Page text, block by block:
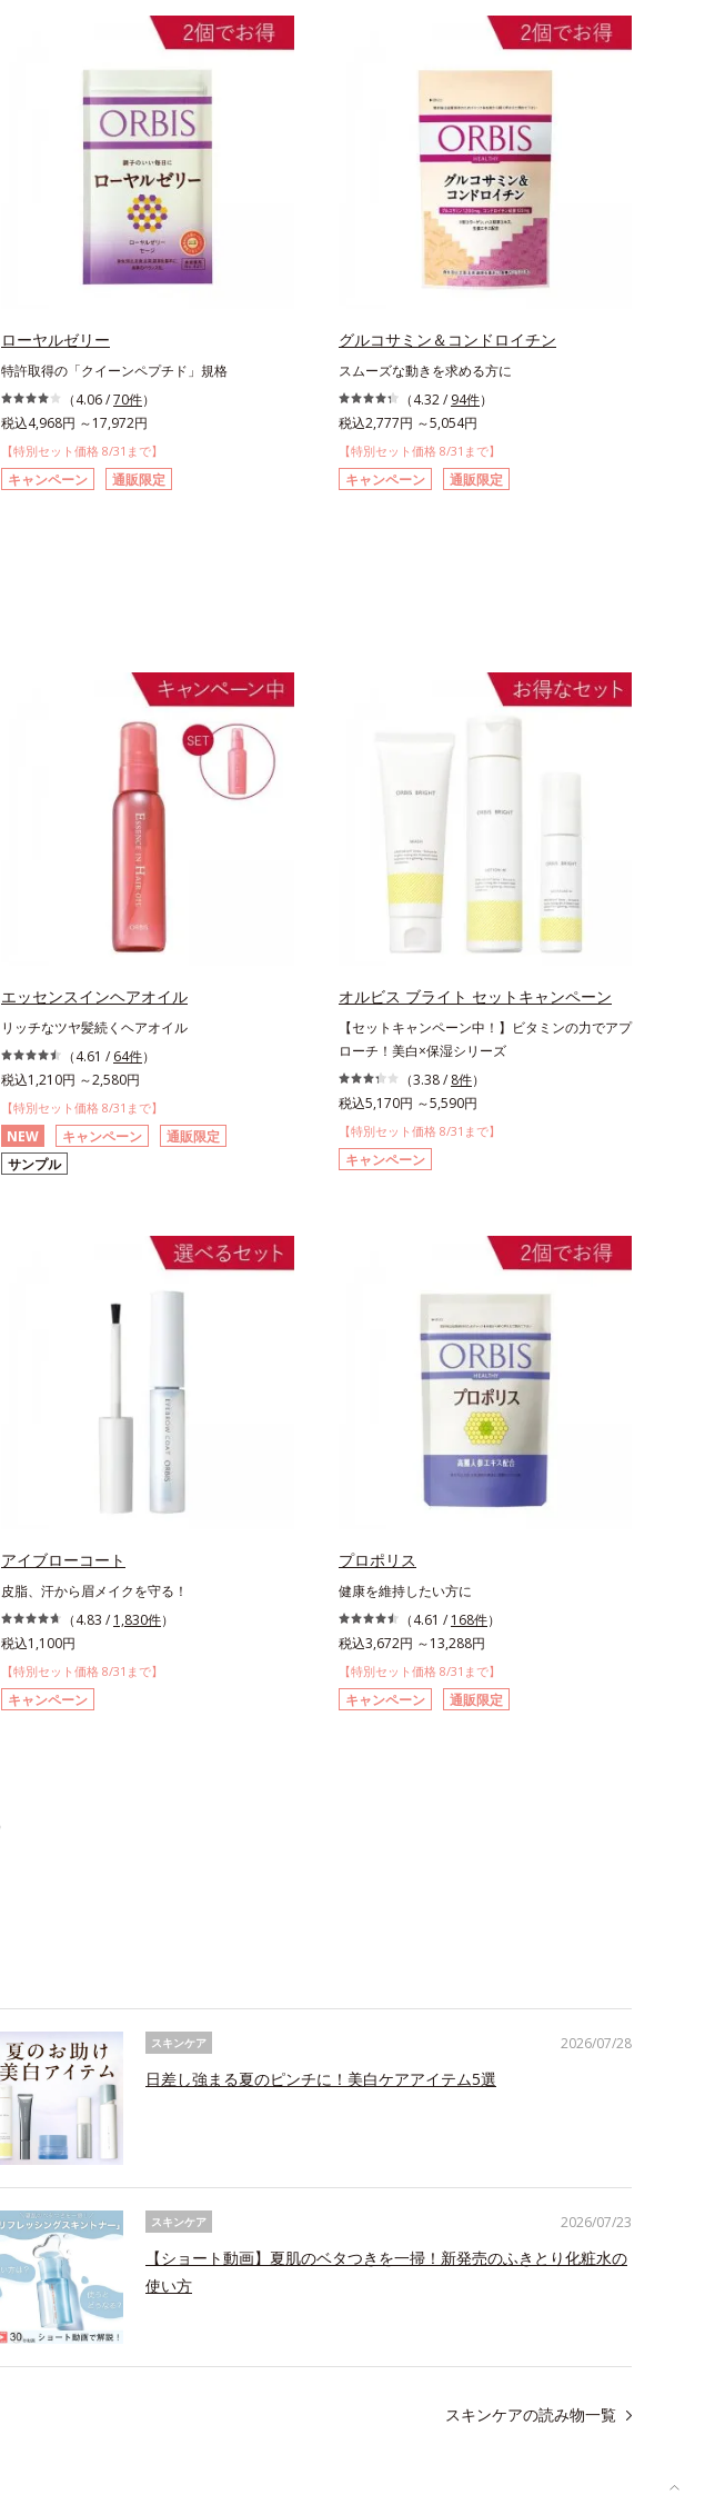
ローヤルゼリー
特許取得の「クイーンペプチド」規格
（4.06 /70件）
税込4,968円 ～17,972円
【特別セット価格 8/31まで】
キャンペーン 通販限定
グルコサミン＆コンドロイチン
スムーズな動きを求める方に
（4.32 / 94件）
税込2,777円 ～5,054円
【特別セット価格 8/31まで】
キャンペーン 通販限定
エッセンスインヘアオイル
リッチなツヤ髪続くヘアオイル
（4.61 / 64件）
税込1,210円 ～2,580円
【特別セット価格 8/31まで】
NEW キャンペーン
通販限定
サンプル
オルビス ブライト セットキャンペーン
【セットキャンペーン中！】ビタミンの力でアプ
ローチ！美白×保湿シリーズ
（3.38 / 8件）
税込5,170円 ～5,590円
【特別セット価格 8/31まで】
キャンペーン
アイブローコート
皮脂、汗から眉メイクを守る！
（4.83 / 1,830件）
税込1,100円
【特別セット価格 8/31まで】
キャンペーン
プロポリス
健康を維持したい方に
（4.61 / 168件）
税込3,672円 ～13,288円
【特別セット価格 8/31まで】
キャンペーン 通販限定
スキンケア
日差し強まる夏のピンチに！美白ケアアイテム5選
2026/07/28
スキンケア
【ショート動画】夏肌のベタつきを一掃！新発売のふきとり化粧水の
使い方
2026/07/23
スキンケアの読み物一覧